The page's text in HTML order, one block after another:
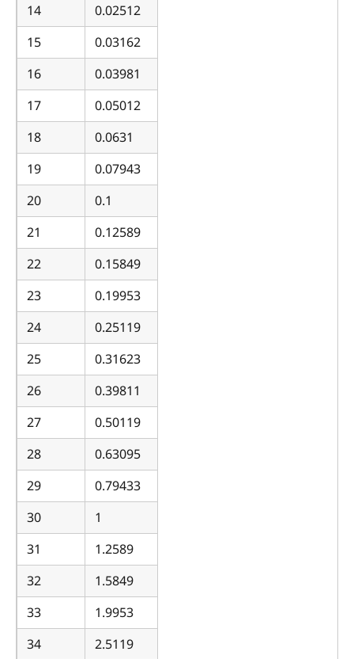
14
0.02512
15
0.03162
16
0.03981
17
0.05012
18
0.0631
19
0.07943
20
0.1
21
0.12589
22
0.15849
23
0.19953
24
0.25119
25
0.31623
26
0.39811
27
0.50119
28
0.63095
29
0.79433
30
1
31
1.2589
32
1.5849
33
1.9953
34
2.5119